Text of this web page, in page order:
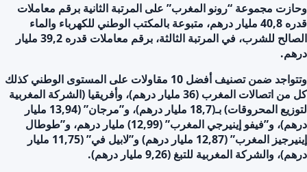
وحازت مجموعة “رونو المغرب” على المرتبة الثانية برقم معاملات
قدره 40,8 مليار درهم، متبوعة بالمكتب الوطني للكهرباء والماء
الصالح للشرب، في المرتبة الثالثة، برقم معاملات قدره 39,2 مليار
درهم.
وتتواجد ضمن تصنيف أفضل 10 مقاولات على المستوى الوطني كذلك
كل من اتصالات المغرب (36 مليار درهم)، وأفريقيا (الشركة المغربية
لتوزيع المحروقات) بـ(18,7 مليار درهم)، و”مرجان” (13,94 مليار
درهم)، و”فيفو إينيرجي المغرب” (12,99) مليار درهم، و”طوطال
إينيرجيز المغرب” (12,87 مليار درهم) و”لابيل في” (11,75 مليار
درهم)، والشركة المغربية للتبغ (9,26 مليار درهم).